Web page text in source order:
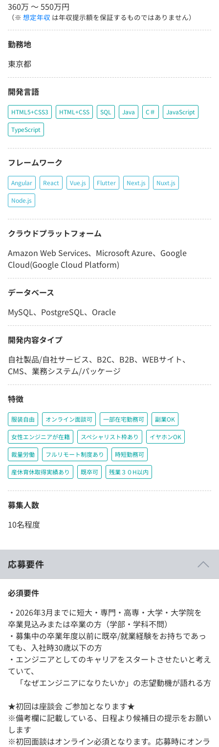
360万 〜 550万円
（※ 想定年収 は年収提示額を保証するものではありません）
勤務地
東京都
開発言語
HTML5+CSS3 HTML+CSS SQL Java C＃ JavaScript
TypeScript
フレームワーク
Angular React Vue.js Flutter Next.js Nuxt.js
Node.js
クラウドプラットフォーム
Amazon Web Services、Microsoft Azure、Google
Cloud(Google Cloud Platform)
データベース
MySQL、PostgreSQL、Oracle
開発内容タイプ
自社製品/自社サービス、B2C、B2B、WEBサイト、
CMS、業務システム/パッケージ
特徴
服装自由 オンライン面談可 一部在宅勤務可 副業OK
女性エンジニアが在籍 スペシャリスト枠あり イヤホンOK
裁量労働 フルリモート制度あり 時短勤務可
産休育休取得実績あり 既卒可 残業３０H以内
募集人数
10名程度
応募要件
必須要件
・2026年3月までに短大・専門・高専・大学・大学院を
卒業見込みまたは卒業の方（学部・学科不問）
・募集中の卒業年度以前に既卒/就業経験をお持ちであっ
ても、入社時30歳以下の方
・エンジニアとしてのキャリアをスタートさせたいと考え
ていて、
「なぜエンジニアになりたいか」の志望動機が語れる方
★初回は座談会 ご参加となります★
※備考欄に記載している、日程より候補日の提示をお願い
します
※初回面談はオンライン必須となります。応募時にオンラ